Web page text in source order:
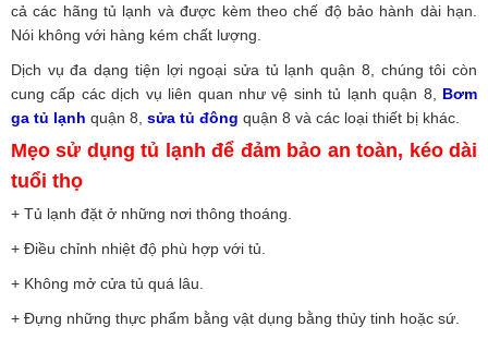
cả các hãng tủ lạnh và được kèm theo chế độ bảo hành dài hạn.
Nói không với hàng kém chất lượng.
Dịch vụ đa dạng tiện lợi ngoại sửa tủ lạnh quận 8, chúng tôi còn
cung cấp các dịch vụ liên quan như vệ sinh tủ lạnh quận 8, Bơm
ga tủ lạnh quận 8, sửa tủ đông quận 8 và các loại thiết bị khác.
Mẹo sử dụng tủ lạnh để đảm bảo an toàn, kéo dài
tuổi thọ
+ Tủ lạnh đặt ở những nơi thông thoáng.
+ Điều chỉnh nhiệt độ phù hợp với tủ.
+ Không mở cửa tủ quá lâu.
+ Đựng những thực phẩm bằng vật dụng bằng thủy tinh hoặc sứ.